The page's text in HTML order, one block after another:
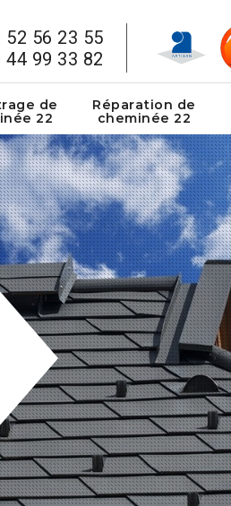
52 56 23 55
44 99 33 82
de
22
Réparation de
cheminée 22